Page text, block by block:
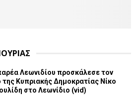
Λεωνιδίου προσκάλεσε τον
της Κυπριακής Δημοκρατίας Νίκο
στο Λεωνίδιο (vid)